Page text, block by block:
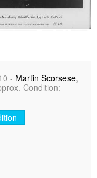
- Martin Scorsese,
Condition: